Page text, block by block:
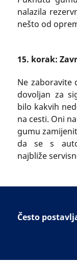
nalazila
nešto od
15. korak:
Ne
dovoljan za
bilo kakvih
na cesti. Oni
gumu
da se s
najbliže
Često